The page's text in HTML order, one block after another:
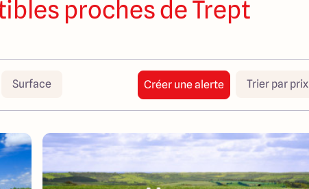
proches de Trept
Surface Créer une alerte Trier par prix